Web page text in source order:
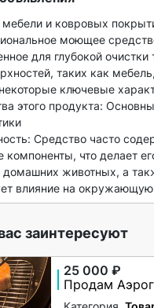
моющее
для глубокой очистки
таких как
ключевые
этого продукта:
Средство часто
компоненты, что делает
домашних животных, а
влияние на
заинтересуют
25 000 ₽